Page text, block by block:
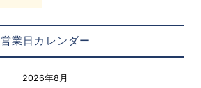
営業日カレンダー
2026年8月